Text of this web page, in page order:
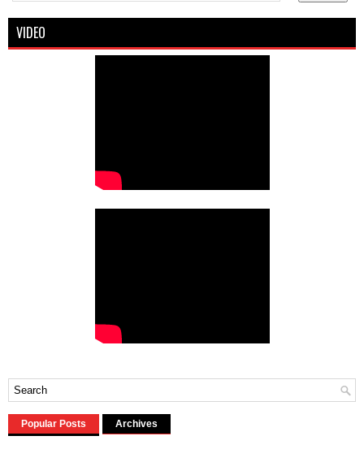
VIDEO
Popular Posts Archives